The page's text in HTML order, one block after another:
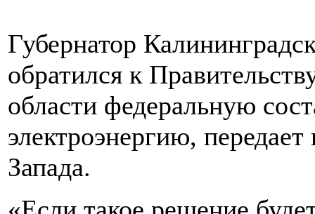
Губернатор
обратился к
области федеральную
электроэнергию,
Запада.